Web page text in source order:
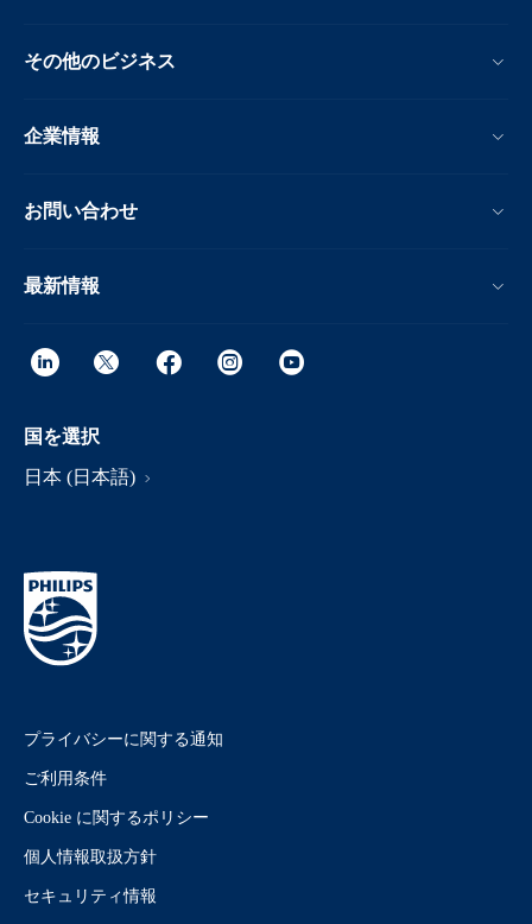
その他のビジネス
企業情報
お問い合わせ
最新情報
国を選択
日本 (日本語)
プライバシーに関する通知
ご利用条件
Cookie に関するポリシー
個人情報取扱方針
セキュリティ情報